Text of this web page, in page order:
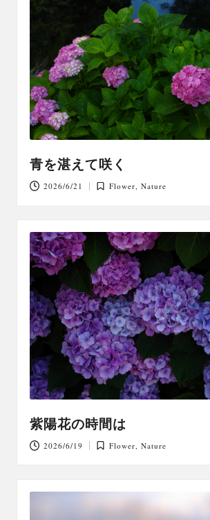
青を湛えて咲く
2026/6/21
Posted
Flower ,Nature
紫陽花の時間は
2026/6/19
Posted
Flower ,Nature